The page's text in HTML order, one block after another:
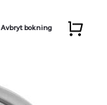
Avbryt bokning